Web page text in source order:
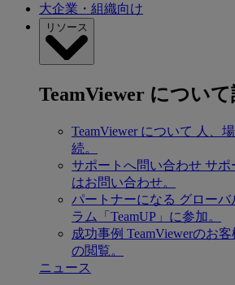
大企業・組織向け
リソース
TeamViewer について
TeamViewer について 人、
続。
サポートへ問い合わせ サポ
はお問い合わせ。
パートナーになる グロー
ラム「TeamUP」に参加。
成功事例 TeamViewerのお
の閲覧。
ニュース